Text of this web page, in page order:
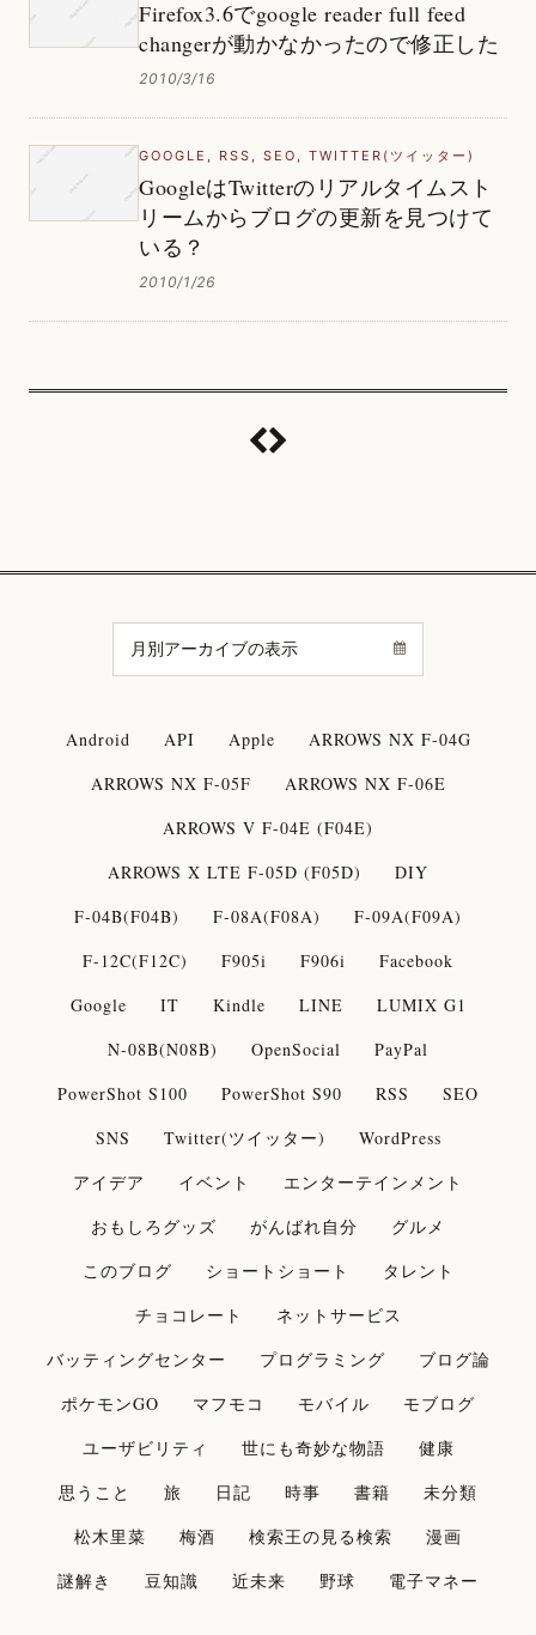
Firefox3.6でgoogle reader full feed
changerが動かなかったので修正した
2010/3/16
GOOGLE , RSS , SEO , TWITTER(ツイッター)
GoogleはTwitterのリアルタイムスト
リームからブログの更新を見つけて
いる？
2010/1/26
Android API Apple
ARROWS NX F-04G
ARROWS NX F-05F
ARROWS NX F-06E
ARROWS V F-04E (F04E)
ARROWS X LTE F-05D (F05D)
DIY
F-04B(F04B)
F-08A(F08A)
F-09A(F09A)
F-12C(F12C)
F905i F906i
Facebook
Google
IT Kindle LINE
LUMIX G1
N-08B(N08B)
OpenSocial
PayPal
PowerShot S100
PowerShot S90 RSS
SEO
SNS
Twitter(ツイッター)
WordPress
アイデア
イベント
エンターテインメント
おもしろグッズ
がんばれ自分
グルメ
このブログ
ショートショート
タレント
チョコレート
ネットサービス
バッティングセンター
プログラミング
ブログ論
ポケモンGO
マフモコ モバイル
モブログ
ユーザビリティ
世にも奇妙な物語
健康
思うこと
旅 日記 時事 書籍
未分類
松木里菜
梅酒 検索王の見る検索
漫画
謎解き
豆知識 近未来 野球 電子マネー